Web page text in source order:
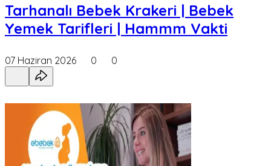
Tarhanalı Bebek Krakeri | Bebek
Yemek Tarifleri | Hammm Vakti
07 Haziran 2026 0 0